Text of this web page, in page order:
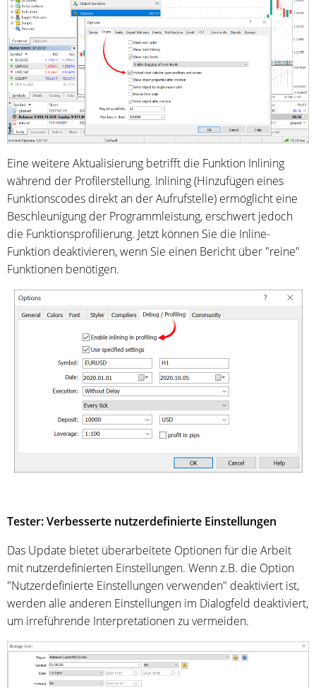
Eine weitere Aktualisierung betrifft die Funktion Inlining
während der Profilerstellung. Inlining (Hinzufügen eines
Funktionscodes direkt an der Aufrufstelle) ermöglicht eine
Beschleunigung der Programmleistung, erschwert jedoch
die Funktionsprofilierung. Jetzt können Sie die Inline-
Funktion deaktivieren, wenn Sie einen Bericht über "reine"
Funktionen benötigen.
Tester: Verbesserte nutzerdefinierte Einstellungen
Das Update bietet überarbeitete Optionen für die Arbeit
mit nutzerdefinierten Einstellungen. Wenn z.B. die Option
"Nutzerdefinierte Einstellungen verwenden" deaktiviert ist,
werden alle anderen Einstellungen im Dialogfeld deaktiviert,
um irreführende Interpretationen zu vermeiden.